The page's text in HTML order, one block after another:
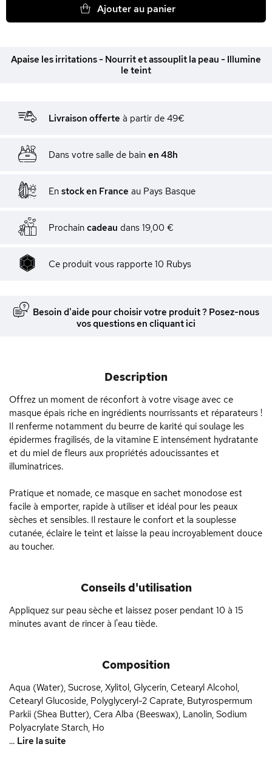
Ajouter au panier
Apaise les irritations - Nourrit et assouplit la peau - Illumine
le teint
Livraison offerte à partir de 49€
Dans votre salle de bain en 48h
En stock en France au Pays Basque
Prochain cadeau dans 19,00 €
Ce produit vous rapporte 10 Rubys
Besoin d'aide pour choisir votre produit ? Posez-nous
vos questions en cliquant ici
Description
Offrez un moment de réconfort à votre visage avec ce
masque épais riche en ingrédients nourrissants et réparateurs !
Il renferme notamment du beurre de karité qui soulage les
épidermes fragilisés, de la vitamine E intensément hydratante
et du miel de fleurs aux propriétés adoucissantes et
illuminatrices.
Pratique et nomade, ce masque en sachet monodose est
facile à emporter, rapide à utiliser et idéal pour les peaux
sèches et sensibles. Il restaure le confort et la souplesse
cutanée, éclaire le teint et laisse la peau incroyablement douce
au toucher.
Conseils d'utilisation
Appliquez sur peau sèche et laissez poser pendant 10 à 15
minutes avant de rincer à l'eau tiède.
Composition
Aqua (Water), Sucrose, Xylitol, Glycerin, Cetearyl Alcohol,
Cetearyl Glucoside, Polyglyceryl-2 Caprate, Butyrospermum
Parkii (Shea Butter), Cera Alba (Beeswax), Lanolin, Sodium
Polyacrylate Starch, Ho
... Lire la suite